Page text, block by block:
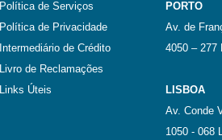
Política de Serviços
Política de Privacidade
Intermediário de Crédito
Livro de Reclamações
Links Úteis
PORTO
Av. de
4050 – 277
LISBOA
Av. Conde
1050 - 068